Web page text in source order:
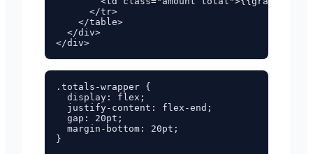
      </tr>
    </table>
  </div>
.totals-wrapper {
  display: flex;
  justify-content: flex-end;
  gap: 20pt;
  margin-bottom: 20pt;
}